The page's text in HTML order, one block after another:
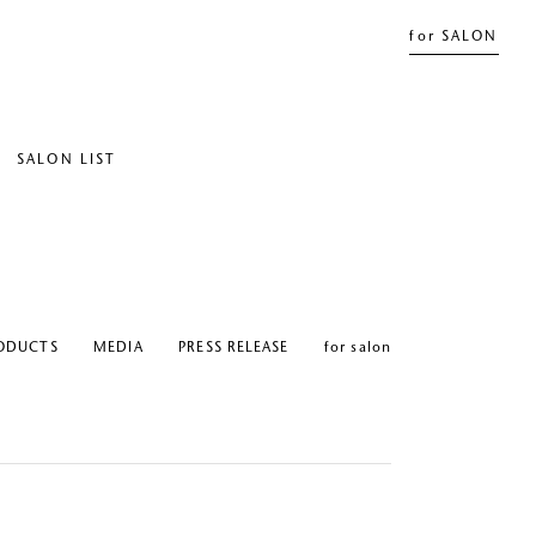
SALON LIST
for SALON
MEDIA PRESS RELEASE for salon